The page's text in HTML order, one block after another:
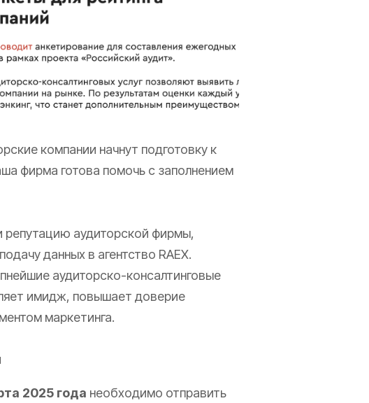
компании начнут подготовку к
фирма готова помочь с заполнением
репутацию аудиторской фирмы,
данных в агентство RAEX.
аудиторско-консалтинговые
имидж, повышает доверие
маркетинга.
2025 года необходимо отправить